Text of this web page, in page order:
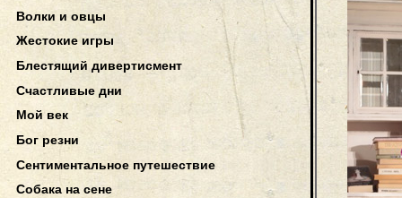
Волки и овцы
Жестокие игры
Блестящий дивертисмент
Счастливые дни
Мой век
Бог резни
Сентиментальное путешествие
Собака на сене